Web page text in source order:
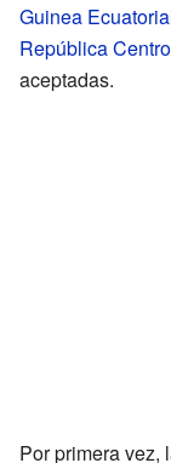
Guinea
República
aceptadas.
Por primera vez,